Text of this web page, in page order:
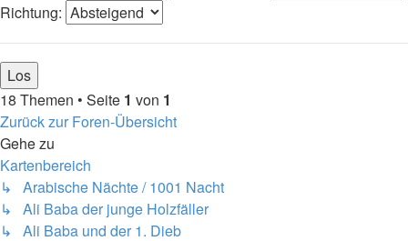
Richtung:
18 Themen • Seite 1 von 1
Zurück zur Foren-Übersicht
Gehe zu
Kartenbereich
↳ Arabische Nächte / 1001 Nacht
↳ Ali Baba der junge Holzfäller
↳ Ali Baba und der 1. Dieb